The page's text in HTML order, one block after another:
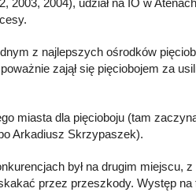
2003, 2004), udział na IO w
z najlepszych ośrodków
zajął się pięciobojem za
miasta dla pięcioboju (tam
Arkadiusz Skrzypaszek).
był na drugim miejscu,
przez przeszkody. Występ